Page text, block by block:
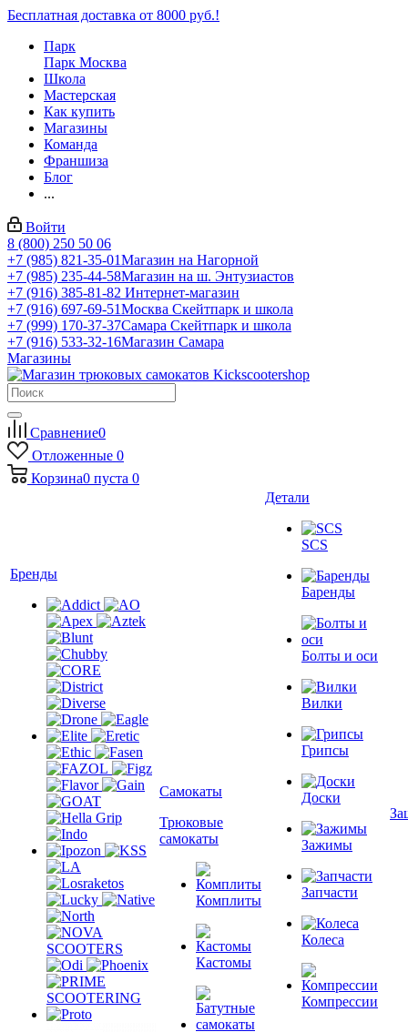
Бесплатная доставка от 8000 руб.!
Парк
Парк Москва
Школа
Мастерская
Как купить
Магазины
Команда
Франшиза
Блог
...
Войти
8 (800) 250 50 06
+7 (985) 821-35-01Магазин на Нагорной
+7 (985) 235-44-58Магазин на ш. Энтузиастов
+7 (916) 385-81-82 Интернет-магазин
+7 (916) 697-69-51Москва Скейтпарк и школа
+7 (999) 170-37-37Самара Скейтпарк и школа
+7 (916) 533-32-16Магазин Самара
Магазины
Сравнение0
Отложенные 0
Корзина0 пуста 0
Бренды
Самокаты
Трюковые
самокаты
Комплиты
Кастомы
Детали
SCS
Баренды
Болты и оси
Вилки
Грипсы
Доски
Зажимы
Запчасти
Колеса
Компрессии